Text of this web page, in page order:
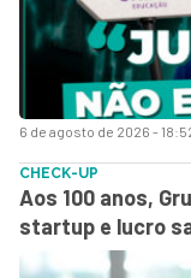
6 de agosto de 2026 -
CHECK-UP
Aos 100 anos,
startup e lucro